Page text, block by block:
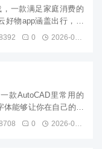
一款满足家庭消费的
好物app涵盖出行，健
购物消费平台，为小
0 2026-08-09
款AutoCAD里常用的
体能够让你在自己的电
款字体做出的cad图
0 2026-08-09